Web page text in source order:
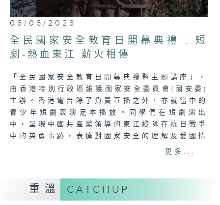
0
seconds
of
5
minutes,
6
06/06/2026
全民國家安全教育日開幕典禮 : 短
劇-熱血東江 薪火相傳
「全民國家安全教育日開幕典禮暨主題講座」，
由香港特別行政區維護國家安全委員會(國安委)
主辦。香港電台除了負責直播之外，亦就當中的
青少年短劇表演足本播放。同學們在短劇演出
中，呈現中國共產黨領導的東江縱隊在抗日戰爭
中的英勇事跡，表達對國家安全的理解及愛國情
懷。節目旨在提升市民的國家安全意識，並以深
更多...
重溫 CATCHUP